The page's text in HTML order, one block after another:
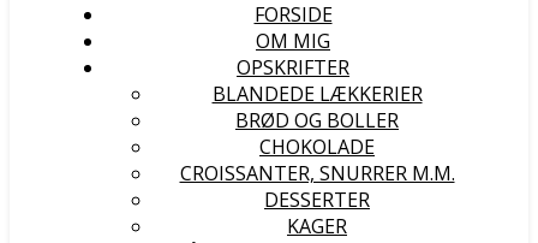
FORSIDE
OM MIG
OPSKRIFTER
BLANDEDE LÆKKERIER
BRØD OG BOLLER
CHOKOLADE
CROISSANTER, SNURRER M.M.
DESSERTER
KAGER